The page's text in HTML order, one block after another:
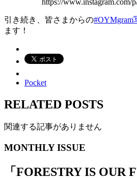
https://www.instagram.com/
引き続き、皆さまからの#OYMgram
ます！
Pocket
RELATED POSTS
関連する記事がありません
MONTHLY ISSUE
「 FORESTRY IS OUR